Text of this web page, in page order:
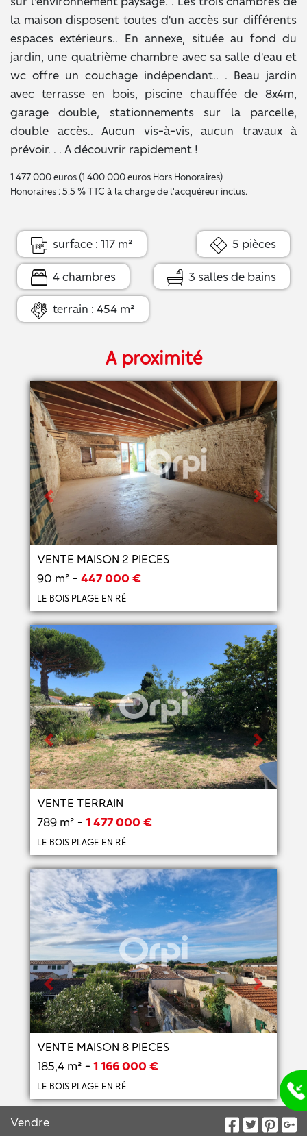
la maison disposent toutes d'un accès sur différents
espaces extérieurs.. En annexe, située au fond du
jardin, une quatrième chambre avec sa salle d'eau et
wc offre un couchage indépendant.. . Beau jardin
avec terrasse en bois, piscine chauffée de 8x4m,
garage double, stationnements sur la parcelle,
double accès.. Aucun vis-à-vis, aucun travaux à
prévoir. . . A découvrir rapidement !
1 477 000 euros (1 400 000 euros Hors Honoraires)
Honoraires : 5.5 % TTC à la charge de l'acquéreur inclus.
surface : 117 m² 5 pièces
4 chambres 3 salles de bains
terrain : 454 m²
A proximité
VENTE MAISON 2 PIECES
90 m² - 447 000 €
LE BOIS PLAGE EN RÉ
Previous Next
VENTE TERRAIN
789 m² - 1 477 000 €
LE BOIS PLAGE EN RÉ
Previous Next
VENTE MAISON 8 PIECES
185,4 m² - 1 166 000 €
LE BOIS PLAGE EN RÉ
Previous Next
Vendre